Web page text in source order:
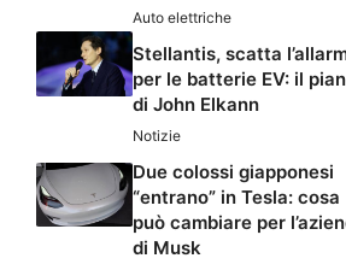
Auto elettriche
Stellantis, scatta
per le batterie EV: il
di John Elkann
Notizie
Due colossi giapponesi
“entrano” in Tesla: cosa
può cambiare per
di Musk